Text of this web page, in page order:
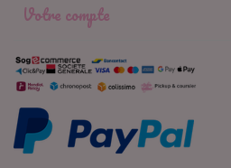
Votre compte